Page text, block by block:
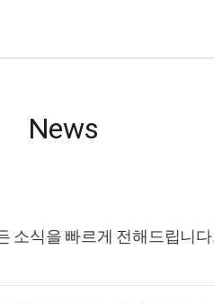
News
소식을 빠르게 전해드립니다.